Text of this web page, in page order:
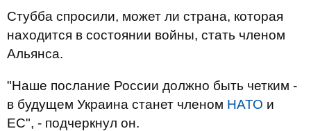
Стубба спросили, может ли страна, которая
находится в состоянии войны, стать членом
Альянса.
"Наше послание России должно быть четким -
в будущем Украина станет членом НАТО и
ЕС", - подчеркнул он.